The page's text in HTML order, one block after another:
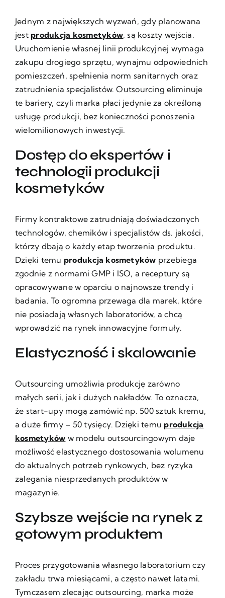
Jednym z największych wyzwań, gdy planowana
jest produkcja kosmetyków, są koszty wejścia.
Uruchomienie własnej linii produkcyjnej wymaga
zakupu drogiego sprzętu, wynajmu odpowiednich
pomieszczeń, spełnienia norm sanitarnych oraz
zatrudnienia specjalistów. Outsourcing eliminuje
te bariery, czyli marka płaci jedynie za określoną
usługę produkcji, bez konieczności ponoszenia
wielomilionowych inwestycji.
Dostęp do ekspertów i
technologii produkcji
kosmetyków
Firmy kontraktowe zatrudniają doświadczonych
technologów, chemików i specjalistów ds. jakości,
którzy dbają o każdy etap tworzenia produktu.
Dzięki temu produkcja kosmetyków przebiega
zgodnie z normami GMP i ISO, a receptury są
opracowywane w oparciu o najnowsze trendy i
badania. To ogromna przewaga dla marek, które
nie posiadają własnych laboratoriów, a chcą
wprowadzić na rynek innowacyjne formuły.
Elastyczność i skalowanie
Outsourcing umożliwia produkcję zarówno
małych serii, jak i dużych nakładów. To oznacza,
że start-upy mogą zamówić np. 500 sztuk kremu,
a duże firmy – 50 tysięcy. Dzięki temu produkcja
kosmetyków w modelu outsourcingowym daje
możliwość elastycznego dostosowania wolumenu
do aktualnych potrzeb rynkowych, bez ryzyka
zalegania niesprzedanych produktów w
magazynie.
Szybsze wejście na rynek z
gotowym produktem
Proces przygotowania własnego laboratorium czy
zakładu trwa miesiącami, a często nawet latami.
Tymczasem zlecając outsourcing, marka może